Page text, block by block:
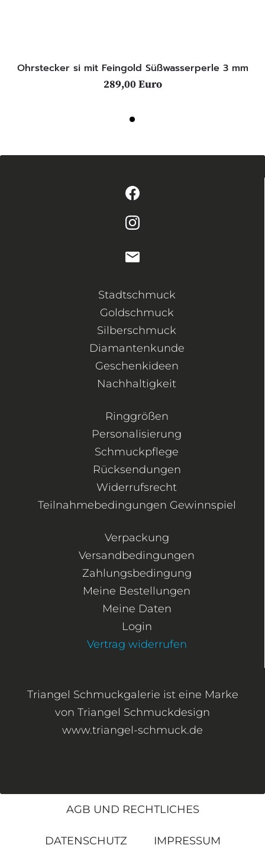
Ohrstecker si mit Feingold Süßwasserperle 3 mm
289,00 Euro
Stadtschmuck
Goldschmuck
Silberschmuck
Diamantenkunde
Geschenkideen
Nachhaltigkeit
Ringgrößen
Personalisierung
Schmuckpflege
Rücksendungen
Widerrufsrecht
Teilnahmebedingungen Gewinnspiel
Verpackung
Versandbedingungen
Zahlungsbedingung
Meine Bestellungen
Meine Daten
Login
Vertrag widerrufen
Triangel Schmuckgalerie ist eine Marke
von Triangel Schmuckdesign
www.triangel-schmuck.de
AGB UND RECHTLICHES
DATENSCHUTZ IMPRESSUM